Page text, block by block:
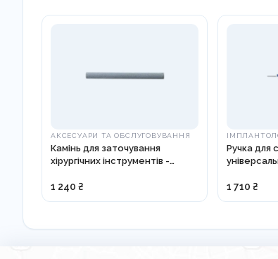
АКСЕСУАРИ ТА ОБСЛУГОВУВАННЯ
Камінь для заточування
хірургічних інструментів -
1 240 ₴
Ручка для
1 710 ₴